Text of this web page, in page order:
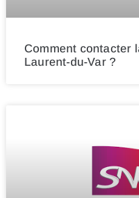
Comment contacter
Laurent-du-Var ?